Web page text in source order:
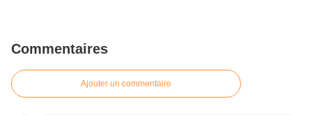
Commentaires
Ajouter un commentaire